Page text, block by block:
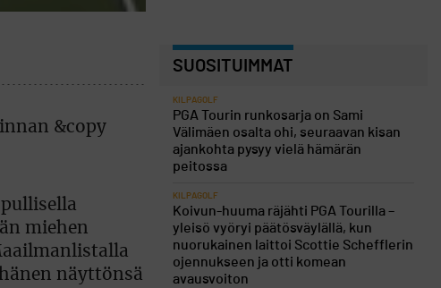
miehen
näyttönsä
SUOSITUIMMAT
KILPAGOLF
PGA Tourin runkosarja on Sami
Välimäen osalta ohi, seuraavan kisan
ajankohta pysyy vielä hämärän
peitossa
KILPAGOLF
Koivun-huuma räjähti PGA Tourilla –
yleisö vyöryi päätösväylällä, kun
nuorukainen laittoi Scottie Schefflerin
ojennukseen ja otti komean
avausvoiton